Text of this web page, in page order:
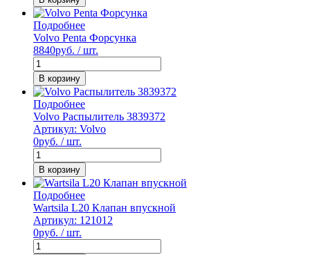
Подробнее
Volvo Penta Форсунка
8840руб. / шт.
В корзину
Подробнее
Volvo Распылитель 3839372
Артикул: Volvo
0руб. / шт.
В корзину
Подробнее
Wartsila L20 Клапан впускной
Артикул: 121012
0руб. / шт.